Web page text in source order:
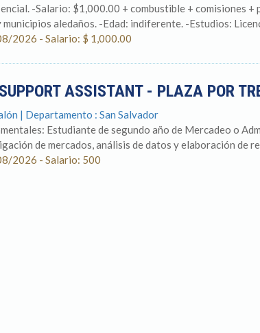
-Salario: $1,000.00 + combustible + comisiones
municipios aledaños. -Edad: indiferente. -Estudios:
2026 - Salario: $ 1,000.00
ASSISTANT - PLAZA POR
| Departamento : San Salvador
Estudiante de segundo año de Mercadeo o
de mercados, análisis de datos y elaboración de
2026 - Salario: 500